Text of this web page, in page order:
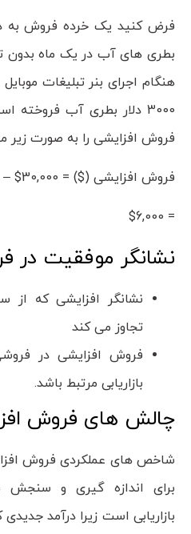
بطری های آب در یک ماه بدون
3000 دلار بطری آب
فروش افزایشی را به صورت زیر
فروش افزایشی ($) = $30,000 – $24,000
= $6,000
نشانگر موفقیت در
نشانگر افزایشی که از
تجاوز می کند
فروش افزایشی در
بازاریابی مرتبط باشد.
چالش های فروش
شاخص های عملکردی فروش
برای اندازه گیری و سنجش
بازاریابی است زیرا درآمد